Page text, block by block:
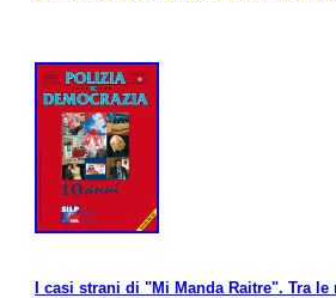
I casi strani di "Mi Manda Raitre". Tra